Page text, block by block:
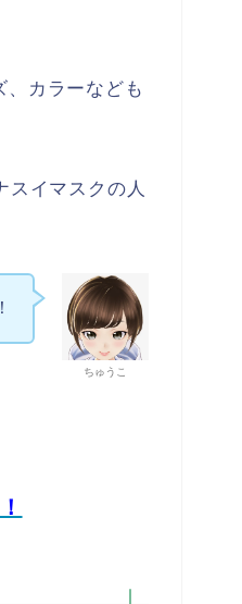
カラーなども
スイマスクの人
ちゅうこ